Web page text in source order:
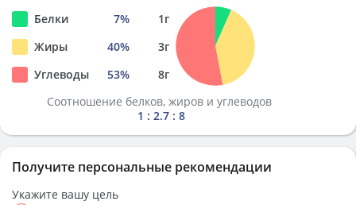
Белки 7% 1г
Жиры
40% 3г
Углеводы
53% 8г
Соотношение белков, жиров и углеводов
1 : 2.7 : 8
Получите персональные рекомендации
Укажите вашу цель